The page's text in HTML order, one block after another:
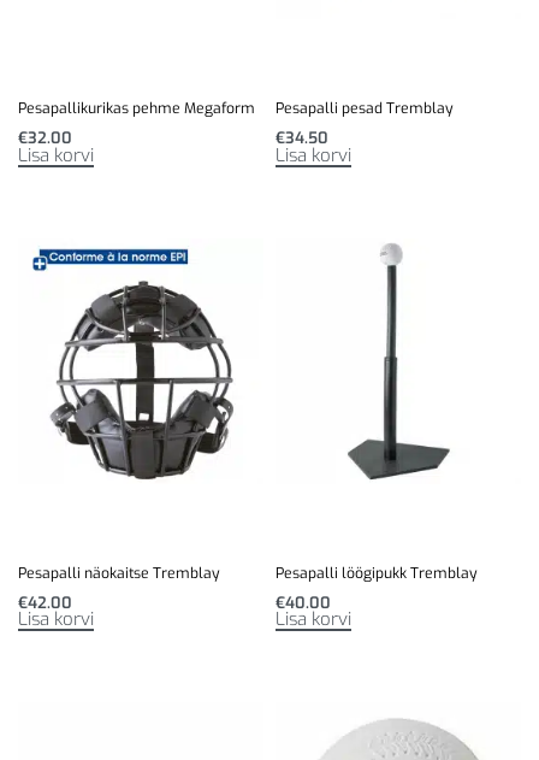
Pesapallikurikas pehme Megaform
€32.00
Lisa korvi
Pesapalli pesad Tremblay
€34.50
Lisa korvi
Pesapalli näokaitse Tremblay
€42.00
Lisa korvi
Pesapalli löögipukk Tremblay
€40.00
Lisa korvi